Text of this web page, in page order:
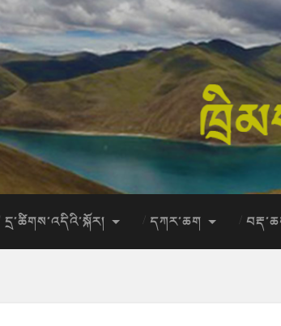
དྲ་ཚིགས་འདིའི་སྐོར། དཀར་ཆག